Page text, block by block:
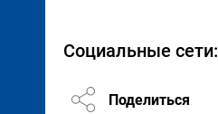
Социальные сети:
Поделиться